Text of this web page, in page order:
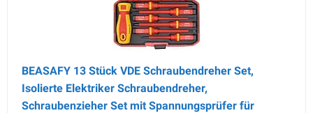
BEASAFY 13 Stück VDE Schraubendreher Set,
Isolierte Elektriker Schraubendreher,
Schraubenzieher Set mit Spannungsprüfer für